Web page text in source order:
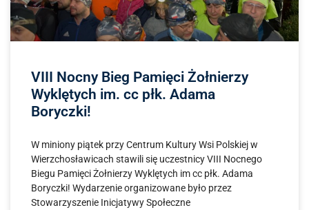
VIII Nocny Bieg Pamięci Żołnierzy
Wyklętych im. cc płk. Adama
Boryczki!
W miniony piątek przy Centrum Kultury Wsi Polskiej w
Wierzchosławicach stawili się uczestnicy VIII Nocnego
Biegu Pamięci Żołnierzy Wyklętych im cc płk. Adama
Boryczki! Wydarzenie organizowane było przez
Stowarzyszenie Inicjatywy Społeczne